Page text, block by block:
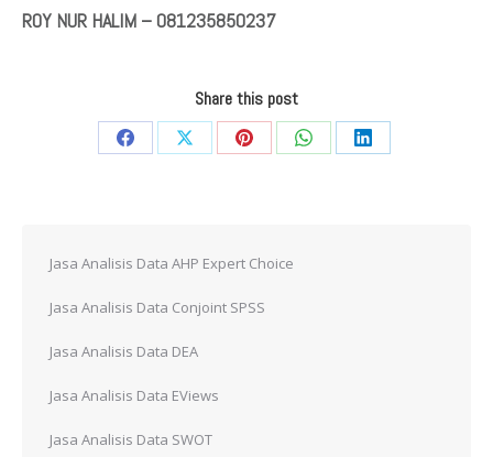
ROY NUR HALIM – 081235850237
Share this post
Share
Share
Share
Share
Share
Jasa Analisis Data AHP Expert Choice
Jasa Analisis Data Conjoint SPSS
Jasa Analisis Data DEA
Jasa Analisis Data EViews
Jasa Analisis Data SWOT